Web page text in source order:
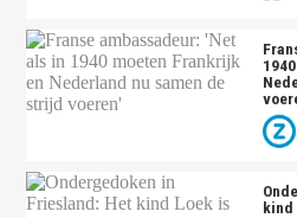
kind